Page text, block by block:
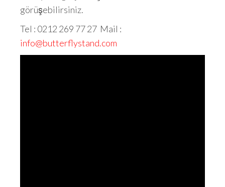
görüşebilirsiniz.
Tel : 0212 269 77 27 Mail :
info@butterflystand.com